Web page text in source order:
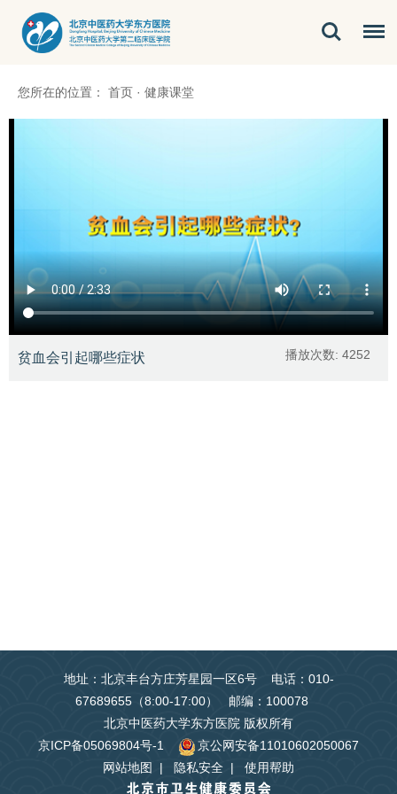
您所在的位置： 首页 · 健康课堂
贫血会引起哪些症状 播放次数: 4252
地址：北京丰台方庄芳星园一区6号 电话：010-
67689655（8:00-17:00） 邮编：100078
北京中医药大学东方医院 版权所有
京ICP备05069804号-1
京公网安备11010602050067
网站地图
| 隐私安全 | 使用帮助